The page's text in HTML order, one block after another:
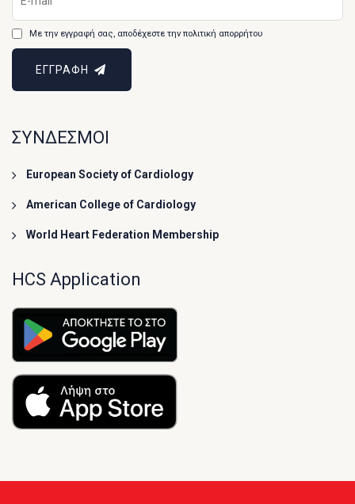
Με την εγγραφή σας, αποδέχεστε την πολιτική απορρήτου
ΕΓΓΡΑΦΗ
ΣΥΝΔΕΣΜΟΙ
European Society of Cardiology
American College of Cardiology
World Heart Federation Membership
HCS Application